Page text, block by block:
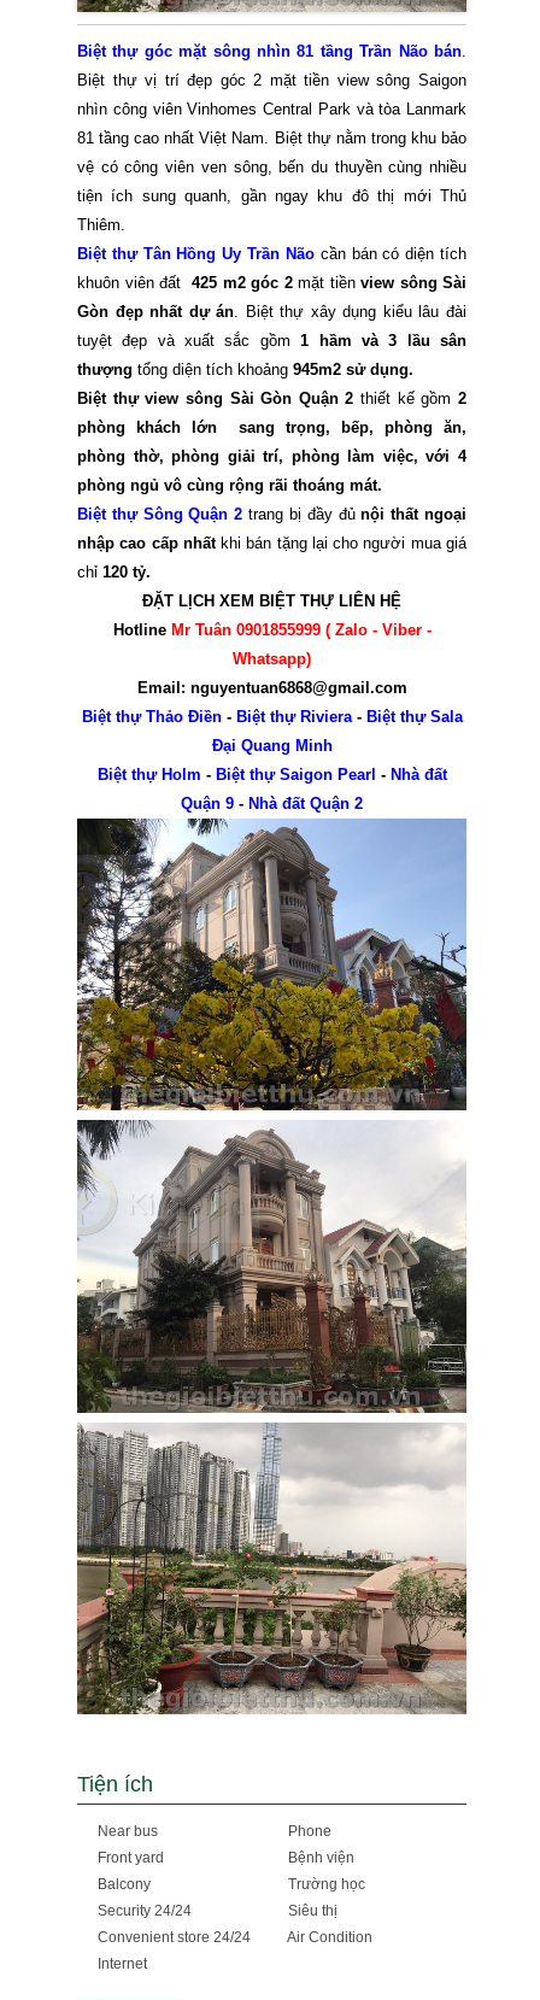
Biệt thự góc mặt sông nhìn 81 tầng Trần Não bán.
Biệt thự vị trí đẹp góc 2 mặt tiền view sông Saigon
nhìn công viên Vinhomes Central Park và tòa Lanmark
81 tầng cao nhất Việt Nam. Biệt thự nằm trong khu bảo
vệ có công viên ven sông, bến du thuyền cùng nhiều
tiện ích sung quanh, gần ngay khu đô thị mới Thủ
Thiêm.
Biệt thự Tân Hồng Uy Trần Não cần bán có diện tích
khuôn viên đất 425 m2 góc 2 mặt tiền view sông Sài
Gòn đẹp nhất dự án. Biệt thự xây dụng kiểu lâu đài
tuyệt đẹp và xuất sắc gồm1 hầm và 3 lầu sân
thượng tổng diện tích khoảng 945m2 sử dụng.
Biệt thự view sông Sài Gòn Quận 2 thiết kế gồm2
phòng khách lớn sang trọng, bếp, phòng ăn,
phòng thờ, phòng giải trí, phòng làm việc, với 4
phòng ngủ vô cùng rộng rãi thoáng mát.
Biệt thự Sông Quận 2 trang bị đầy đủnội thất ngoại
nhập cao cấp nhấtkhi bán tặng lại cho người mua giá
chỉ 120 tỷ.
ĐẶT LỊCH XEM BIỆT THỰ LIÊN HỆ
Hotline Mr Tuân 0901855999 ( Zalo - Viber -
Whatsapp)
Email: nguyentuan6868@gmail.com
Biệt thự Thảo Điền- Biệt thự Riviera- Biệt thự Sala
Đại Quang Minh
Biệt thự Holm - Biệt thự Saigon Pearl - Nhà đất
Quận 9 - Nhà đất Quận 2
Tiện ích
Near bus
Phone
Front yard
Bệnh viện
Balcony
Trường học
Security 24/24
Siêu thị
Convenient store 24/24
Air Condition
Internet